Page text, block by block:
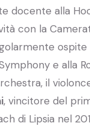
docente alla
con la
ospite
e alla
il
, vincitore del
di Lipsia nel